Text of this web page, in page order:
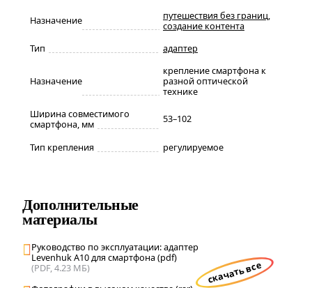
Назначение путешествия без границ,
создание контента
Тип
адаптер
Назначение
крепление смартфона к
разной оптической
технике
Ширина совместимого
смартфона, мм
53–102
Тип крепления регулируемое
Дополнительные
материалы
Руководство по эксплуатации: адаптер
Levenhuk A10 для смартфона (pdf)
(PDF, 4.23 МБ)
скачать все